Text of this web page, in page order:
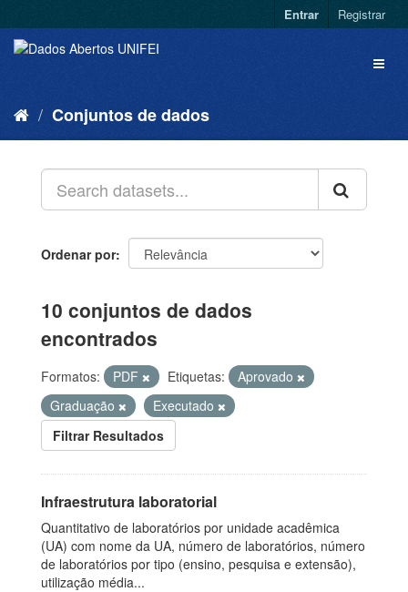
Entrar Registrar
Conjuntos de dados
Ordenar por
10 conjuntos de dados
encontrados
Formatos: PDF Etiquetas:
Aprovado
Graduação
Executado
Filtrar Resultados
Infraestrutura laboratorial
Quantitativo de laboratórios por unidade acadêmica
(UA) com nome da UA, número de laboratórios, número
de laboratórios por tipo (ensino, pesquisa e extensão),
utilização média...